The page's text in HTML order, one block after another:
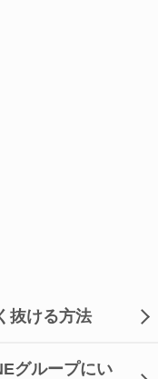
抜ける方法
グループにい